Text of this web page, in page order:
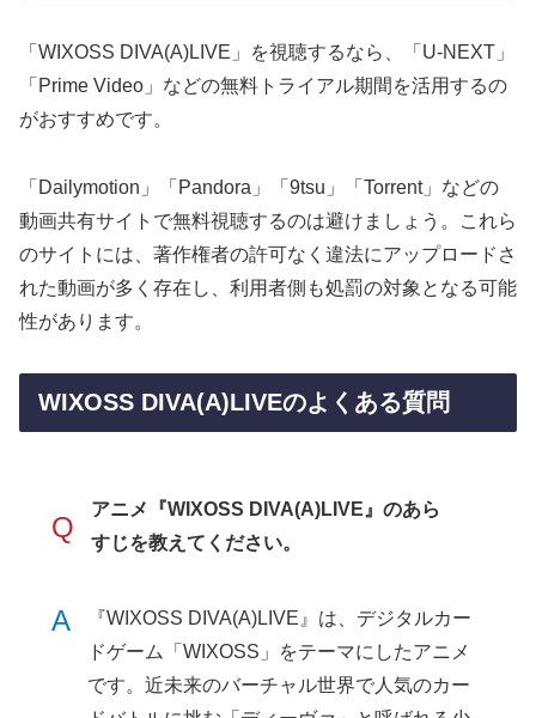
「WIXOSS DIVA(A)LIVE」を視聴するなら、「U-NEXT」
「Prime Video」などの無料トライアル期間を活用するの
がおすすめです。
「Dailymotion」「Pandora」「9tsu」「Torrent」などの
動画共有サイトで無料視聴するのは避けましょう。これら
のサイトには、著作権者の許可なく違法にアップロードさ
れた動画が多く存在し、利用者側も処罰の対象となる可能
性があります。
WIXOSS DIVA(A)LIVEのよくある質問
Q
アニメ『WIXOSS DIVA(A)LIVE』のあら
すじを教えてください。
A
『WIXOSS DIVA(A)LIVE』は、デジタルカー
ドゲーム「WIXOSS」をテーマにしたアニメ
です。近未来のバーチャル世界で人気のカー